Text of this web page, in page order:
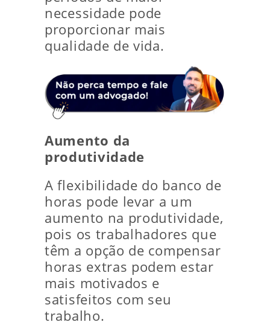
necessidade pode
proporcionar mais
qualidade de vida.
Aumento da
produtividade
A flexibilidade do banco de
horas pode levar a um
aumento na produtividade,
pois os trabalhadores que
têm a opção de compensar
horas extras podem estar
mais motivados e
satisfeitos com seu
trabalho.